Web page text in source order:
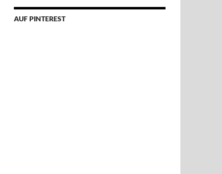
AUF PINTEREST